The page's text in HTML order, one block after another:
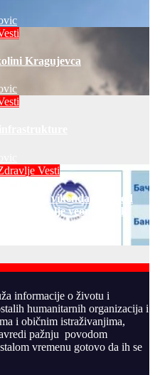
Kragujevca
Vesti
i za dane vikenda: rizik od
i dalje veoma visok
informacije o životu i
humanitarnih organizacija i
i običnim istraživanjima,
pažnju povodom
vremenu gotovo da ih se